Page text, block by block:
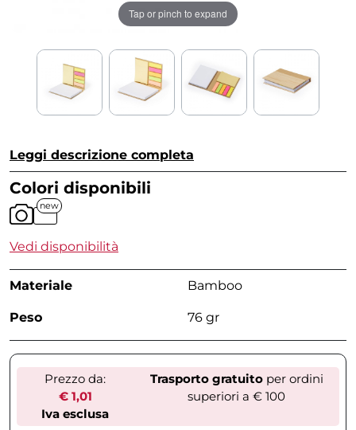
Tap or pinch to expand
Leggi descrizione completa
Colori disponibili
new
Vedi disponibilità
Materiale Bamboo
Peso 76 gr
Prezzo da:
€ 1,01
Iva esclusa
Trasporto gratuitoper ordini
superiori a € 100